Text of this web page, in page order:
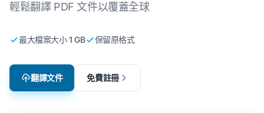
輕鬆翻譯 PDF 文件以覆蓋全球
最大檔案大小 1 GB 保留原格式
翻譯文件 免費註冊